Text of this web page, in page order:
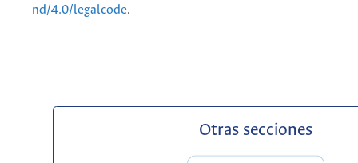
nd/4.0/legalcode.
Otras secciones